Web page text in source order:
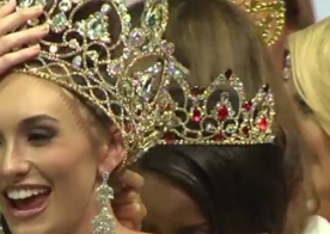
ĐĂNG NHẬP
FACEBOOK GOOGLE